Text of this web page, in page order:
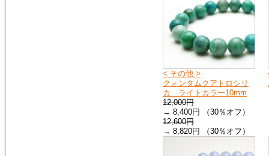
< その他 >
クォンタムクアトロシリ
カ ライトカラー10mm
12,000円
→ 8,400円 （30％オフ）
12,600円
→ 8,820円 （30％オフ）